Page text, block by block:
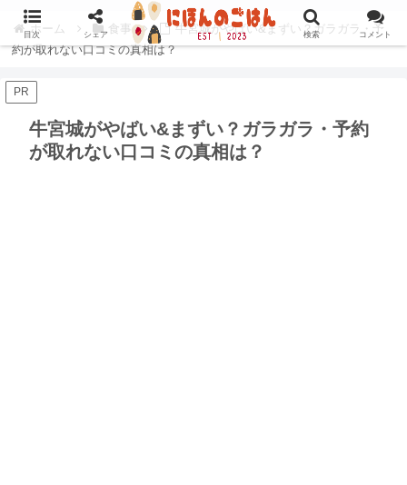
ホーム 食事
牛宮城がやばい&まずい？ガラガラ・予
約が取れない口コミの真相は？
PR
牛宮城がやばい&まずい？ガラガラ・予約
が取れない口コミの真相は？
目次 シェア 検索 コメント